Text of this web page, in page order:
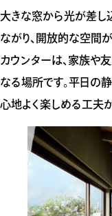
大きな窓から光が差し
ながり、開放的な空間
カウンターは、家族や
なる場所です。平日の
心地よく楽しめる工夫